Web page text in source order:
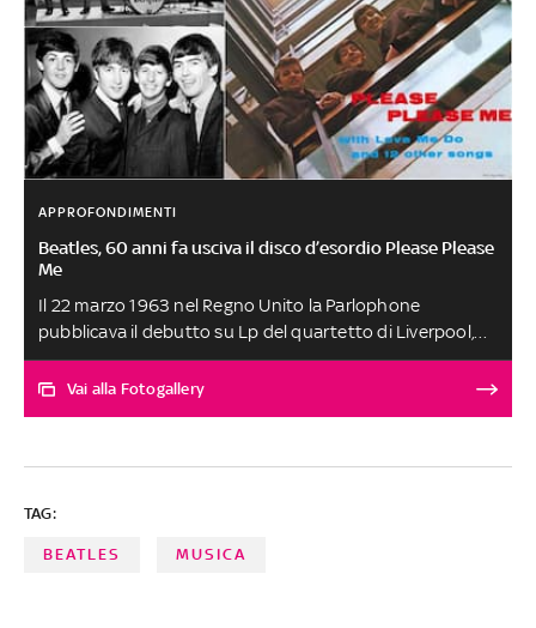
APPROFONDIMENTI
Beatles, 60 anni fa usciva il disco d’esordio Please Please
Me
Il 22 marzo 1963 nel Regno Unito la Parlophone
pubblicava il debutto su Lp del quartetto di Liverpool,
dando inizio alla scalata al successo dei Fab Four. Dalle
epiche registrazioni al trionfo di vendite dei singoli, dalla
mercato discografico e lanciato la Beatlemania
Vai alla Fotogallery
TAG:
BEATLES MUSICA